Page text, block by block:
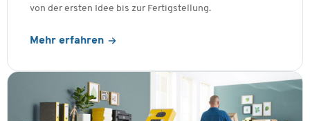
von der ersten Idee bis zur Fertigstellung.
Mehr erfahren